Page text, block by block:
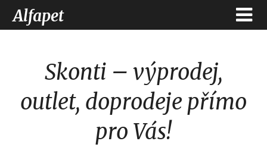
Alfapet
Skonti – výprodej,
outlet, doprodeje přímo
pro Vás!